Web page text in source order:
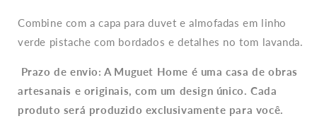
Combine com a capa para duvet e almofadas em linho
verde pistache com bordados e detalhes no tom lavanda.
Prazo de envio: A Muguet Home é uma casa de obras
artesanais e originais, com um design único. Cada
produto será produzido exclusivamente para você.